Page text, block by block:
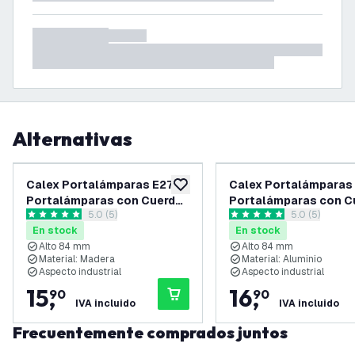
Alternativas
añadir a lista de deseos
Calex Portalámparas E27 –
Portalámparas con Cuerda
– Maderaabrir el panel de reseñas
5 estrellas de puntuación
5.0 (5)
En stock
Alto 84 mm
Material: Madera
Aspecto industrial
15,
90
IVA incluido
Calex Portalámparas
Portalámparas con
– Negroabrir el
5 estrellas de puntuación
5.0 (5)
En stock
Alto 84 mm
Material: Aluminio
Aspecto industrial
16,
90
IVA incluido
Frecuentemente comprados juntos